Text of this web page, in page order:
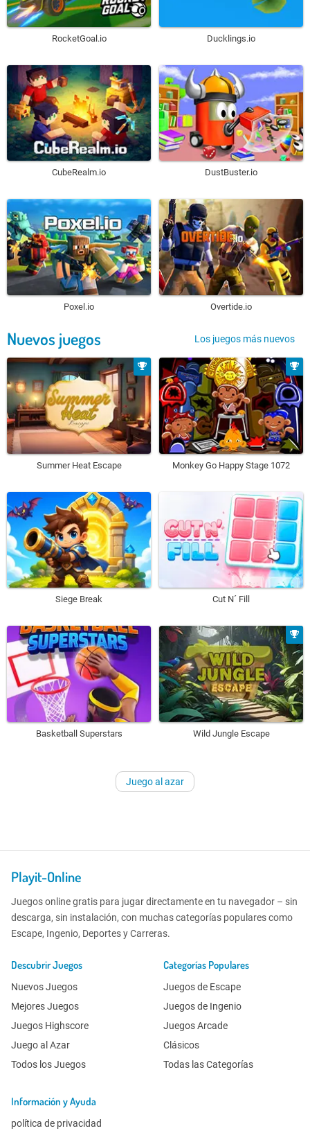
RocketGoal.io Ducklings.io
CubeRealm.io DustBuster.io
Poxel.io Overtide.io
Nuevos juegos Los juegos más nuevos
Summer Heat Escape Monkey Go Happy Stage 1072
Siege Break Cut N´ Fill
Basketball Superstars Wild Jungle Escape
Juego al azar
Playit-Online
Juegos online gratis para jugar directamente en tu navegador – sin
descarga, sin instalación, con muchas categorías populares como
Escape, Ingenio, Deportes y Carreras.
Descubrir Juegos
Nuevos Juegos
Mejores Juegos
Juegos Highscore
Juego al Azar
Todos los Juegos
Categorías Populares
Juegos de Escape
Juegos de Ingenio
Juegos Arcade
Clásicos
Todas las Categorías
Información y Ayuda
política de privacidad